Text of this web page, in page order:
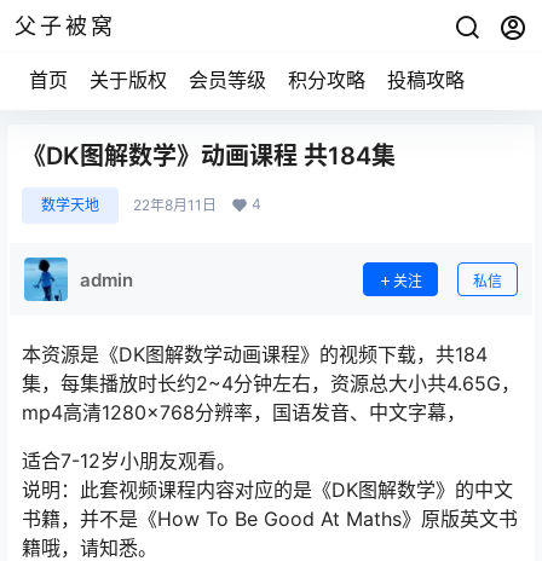
父子被窝
首页 关于版权 会员等级 积分攻略 投稿攻略
《DK图解数学》动画课程 共184集
数学天地 22年8月11日 4
admin 关注 私信
本资源是《DK图解数学动画课程》的视频下载，共184
集，每集播放时长约2~4分钟左右，资源总大小共4.65G，
mp4高清1280×768分辨率，国语发音、中文字幕，
适合7-12岁小朋友观看。
说明：此套视频课程内容对应的是《DK图解数学》的中文
书籍，并不是《How To Be Good At Maths》原版英文书
籍哦，请知悉。